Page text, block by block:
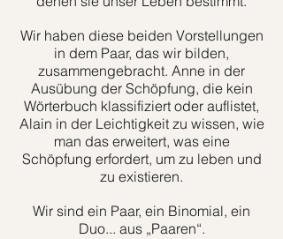
Wir haben diese beiden Vorstellungen
in dem Paar, das wir bilden,
zusammengebracht. Anne in der
Ausübung der Schöpfung, die kein
Wörterbuch klassifiziert oder auflistet,
Alain in der Leichtigkeit zu wissen, wie
man das erweitert, was eine
Schöpfung erfordert, um zu leben und
zu existieren.
Wir sind ein Paar, ein Binomial, ein
Duo... aus „Paaren“.